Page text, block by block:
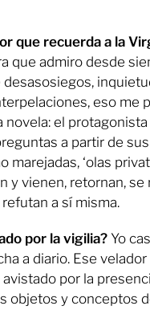
que recuerda a la
que admiro desde
eso me
novela: el
a partir de
marejadas, ‘olas
y vienen, retornan, se
a sí misma.
por la vigilia? Yo
a diario. Ese
por la
objetos y conceptos